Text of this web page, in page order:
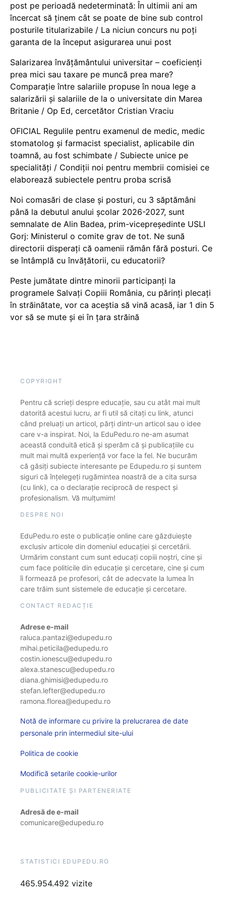
post pe perioadă nedeterminată: În ultimii ani am
încercat să ținem cât se poate de bine sub control
posturile titularizabile / La niciun concurs nu poți
garanta de la început asigurarea unui post
Salarizarea învățământului universitar – coeficienți
prea mici sau taxare pe muncă prea mare?
Comparație între salariile propuse în noua lege a
salarizării și salariile de la o universitate din Marea
Britanie / Op Ed, cercetător Cristian Vraciu
OFICIAL Regulile pentru examenul de medic, medic
stomatolog și farmacist specialist, aplicabile din
toamnă, au fost schimbate / Subiecte unice pe
specialități / Condiții noi pentru membrii comisiei ce
elaborează subiectele pentru proba scrisă
Noi comasări de clase și posturi, cu 3 săptămâni
până la debutul anului școlar 2026-2027, sunt
semnalate de Alin Badea, prim-vicepreședinte USLI
Gorj: Ministerul o comite grav de tot. Ne sună
directorii disperați că oamenii rămân fără posturi. Ce
se întâmplă cu învățătorii, cu educatorii?
Peste jumătate dintre minorii participanți la
programele Salvați Copiii România, cu părinți plecați
în străinătate, vor ca aceștia să vină acasă, iar 1 din 5
vor să se mute și ei în țara străină
COPYRIGHT
Pentru că scrieți despre educație, sau cu atât mai mult
datorită acestui lucru, ar fi util să citați cu link, atunci
când preluați un articol, părți dintr-un articol sau o idee
care v-a inspirat. Noi, la EduPedu.ro ne-am asumat
această conduită etică și sperăm că și publicațiile cu
mult mai multă experiență vor face la fel. Ne bucurăm
că găsiți subiecte interesante pe Edupedu.ro și suntem
siguri că înțelegeți rugămintea noastră de a cita sursa
(cu link), ca o declarație reciprocă de respect și
profesionalism. Vă mulțumim!
DESPRE NOI
EduPedu.ro este o publicație online care găzduiește
exclusiv articole din domeniul educației și cercetării.
Urmărim constant cum sunt educați copiii noștri, cine și
cum face politicile din educație și cercetare, cine și cum
îi formează pe profesori, cât de adecvate la lumea în
care trăim sunt sistemele de educație și cercetare.
CONTACT REDACȚIE
Adrese e-mail
raluca.pantazi@edupedu.ro
mihai.peticila@edupedu.ro
costin.ionescu@edupedu.ro
alexa.stanescu@edupedu.ro
diana.ghimisi@edupedu.ro
stefan.lefter@edupedu.ro
ramona.florea@edupedu.ro
Notă de informare cu privire la prelucrarea de date
personale prin intermediul site-ului
Politica de cookie
Modifică setarile cookie-urilor
PUBLICITATE ȘI PARTENERIATE
Adresă de e-mail
comunicare@edupedu.ro
STATISTICI EDUPEDU.RO
465.954.492 vizite